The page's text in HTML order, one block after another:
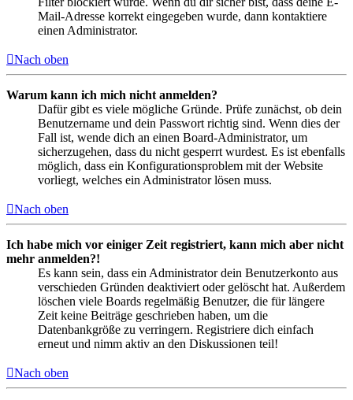
Mail-Adresse korrekt eingegeben wurde, dann kontaktiere
einen Administrator.
Nach oben
Warum kann ich mich nicht anmelden?
Dafür gibt es viele mögliche Gründe. Prüfe zunächst, ob dein
Benutzername und dein Passwort richtig sind. Wenn dies der
Fall ist, wende dich an einen Board-Administrator, um
sicherzugehen, dass du nicht gesperrt wurdest. Es ist ebenfalls
möglich, dass ein Konfigurationsproblem mit der Website
vorliegt, welches ein Administrator lösen muss.
Nach oben
Ich habe mich vor einiger Zeit registriert, kann mich aber nicht
mehr anmelden?!
Es kann sein, dass ein Administrator dein Benutzerkonto aus
verschieden Gründen deaktiviert oder gelöscht hat. Außerdem
löschen viele Boards regelmäßig Benutzer, die für längere
Zeit keine Beiträge geschrieben haben, um die
Datenbankgröße zu verringern. Registriere dich einfach
erneut und nimm aktiv an den Diskussionen teil!
Nach oben